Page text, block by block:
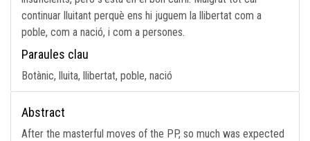
continuar lluitant perquè ens hi juguem la llibertat com a
poble, com a nació, i com a persones.
Paraules clau
Botànic, lluita, llibertat, poble, nació
Abstract
After the masterful moves of the PP, so much was expected